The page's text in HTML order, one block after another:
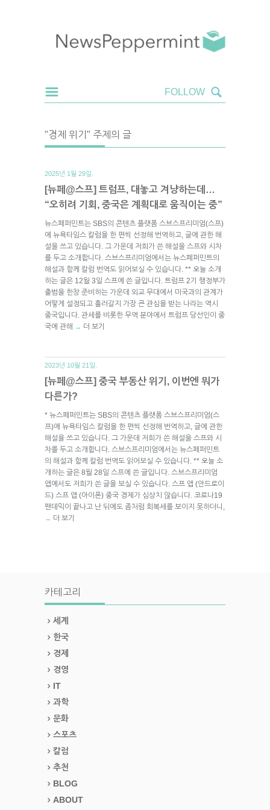
"경제 위기" 주제의 글
2025년 1월 29일.
[뉴페@스프] 트럼프, 대놓고 겨냥하는데…
“오히려 기회, 중국은 계획대로 움직이는 중”
뉴스페퍼민트는 SBS의 콘텐츠 플랫폼 스브스프리미엄(스프)
에 뉴욕타임스 칼럼을 한 편씩 선정해 번역하고, 글에 관한 해
설을 쓰고 있습니다. 그 가운데 저희가 쓴 해설을 스프와 시차
를 두고 소개합니다. 스브스프리미엄에서는 뉴스페퍼민트의
해설과 함께 칼럼 번역도 읽어보실 수 있습니다. ** 오늘 소개
하는 글은 12월 3일 스프에 쓴 글입니다. 트럼프 2기 행정부가
출범을 한창 준비하는 가운데 외교 무대에서 미국과의 관계가
어떻게 설정되고 흘러갈지 가장 큰 관심을 받는 나라는 역시
중국입니다. 관세를 비롯한 무역 분야에서 트럼프 당선인이 중
국에 관해 → 더 보기
2023년 10월 21일.
[뉴페@스프] 중국 부동산 위기, 이번엔 뭐가
다른가?
* 뉴스페퍼민트는 SBS의 콘텐츠 플랫폼 스브스프리미엄(스
프)에 뉴욕타임스 칼럼을 한 편씩 선정해 번역하고, 글에 관한
해설을 쓰고 있습니다. 그 가운데 저희가 쓴 해설을 스프와 시
차를 두고 소개합니다. 스브스프리미엄에서는 뉴스페퍼민트
의 해설과 함께 칼럼 번역도 읽어보실 수 있습니다. ** 오늘 소
개하는 글은 8월 28일 스프에 쓴 글입니다. 스브스프리미엄
앱에서도 저희가 쓴 글을 보실 수 있습니다. 스프 앱 (안드로이
드) 스프 앱 (아이폰) 중국 경제가 심상치 않습니다. 코로나19
팬데믹이 끝나고 난 뒤에도 좀처럼 회복세를 보이지 못하더니,
→ 더 보기
카테고리
세계
한국
경제
경영
IT
과학
문화
스포츠
칼럼
추천
BLOG
ABOUT